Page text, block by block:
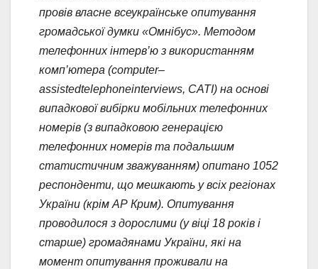
провів власне всеукраїнське опитування
громадської думки «Омнібус». Методом
телефонних інтерв’ю з використанням
комп’ютера (computer–
assistedtelephoneinterviews, CATI) на основі
випадкової вибірки мобільних телефонних
номерів (з випадковою генерацією
телефонних номерів та подальшим
статистичним зважуванням) опитано 1052
респонденти, що мешкають у всіх регіонах
України (крім АР Крим). Опитування
проводилося з дорослими (у віці 18 років і
старше) громадянами України, які на
момент опитування проживали на